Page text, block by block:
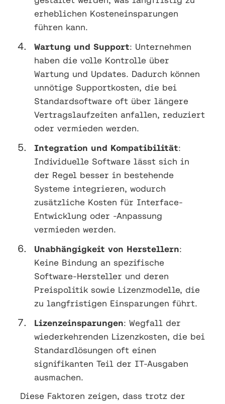
erheblichen Kosteneinsparungen
führen kann.
Wartung und Support: Unternehmen
haben die volle Kontrolle über
Wartung und Updates. Dadurch können
unnötige Supportkosten, die bei
Standardsoftware oft über längere
Vertragslaufzeiten anfallen, reduziert
oder vermieden werden.
Integration und Kompatibilität:
Individuelle Software lässt sich in
der Regel besser in bestehende
Systeme integrieren, wodurch
zusätzliche Kosten für Interface-
Entwicklung oder -Anpassung
vermieden werden.
Unabhängigkeit von Herstellern:
Keine Bindung an spezifische
Software-Hersteller und deren
Preispolitik sowie Lizenzmodelle, die
zu langfristigen Einsparungen führt.
Lizenzeinsparungen: Wegfall der
wiederkehrenden Lizenzkosten, die bei
Standardlösungen oft einen
signifikanten Teil der IT-Ausgaben
ausmachen.
Diese Faktoren zeigen, dass trotz der